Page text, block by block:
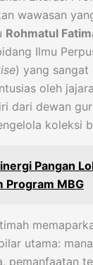
wawasan
Rohmatul
Ilmu
) yang sangat
oleh
dari dewan
koleksi
Pangan
Program MBG
utama:
pemanfaatan